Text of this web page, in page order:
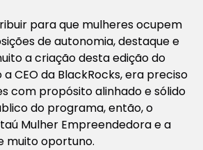
para que mulheres ocupem
de autonomia, destaque e
a criação desta edição do
a CEO da BlackRocks, era preciso
com propósito alinhado e sólido
do programa, então, o
Mulher Empreendedora e a
muito oportuno.